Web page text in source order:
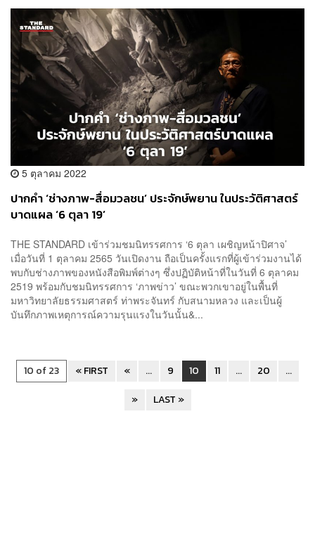
5 ตุลาคม 2022
ปากคำ ‘ช่างภาพ-สื่อมวลชน’ ประจักษ์พยาน ในประวัติศาสตร์
บาดแผล ‘6 ตุลา 19’
THE STANDARD เข้าร่วมชมนิทรรศการ ‘6 ตุลา เผชิญหน้าปิศาจ’
เมื่อวันที่ 1 ตุลาคม 2565 วันเปิดงาน ถือเป็นครั้งแรกที่ผู้เข้าร่วมงานได้
พบกับช่างภาพของหนังสือพิมพ์ต่างๆ ซึ่งปฏิบัติหน้าที่ในวันที่ 6 ตุลาคม
2519 พร้อมกับชมนิทรรศการ ‘ภาพข่าว’ ขณะพวกเขาอยู่ในพื้นที่
มหาวิทยาลัยธรรมศาสตร์ ท่าพระจันทร์ กับสนามหลวง และเป็นผู้
บันทึกภาพเหตุการณ์ความรุนแรงในวันนั้น&...
10 of 23 « FIRST « ... 9 10 11 ... 20
...
»
LAST »